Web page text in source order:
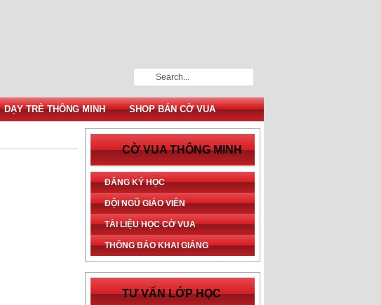
DẠY TRẺ THÔNG MINH SHOP BÁN CỜ VUA
CỜ VUA THÔNG MINH
ĐĂNG KÝ HỌC
ĐỘI NGŨ GIÁO VIÊN
TÀI LIỆU HỌC CỜ VUA
THÔNG BÁO KHAI GIẢNG
TƯ VẤN LỚP HỌC